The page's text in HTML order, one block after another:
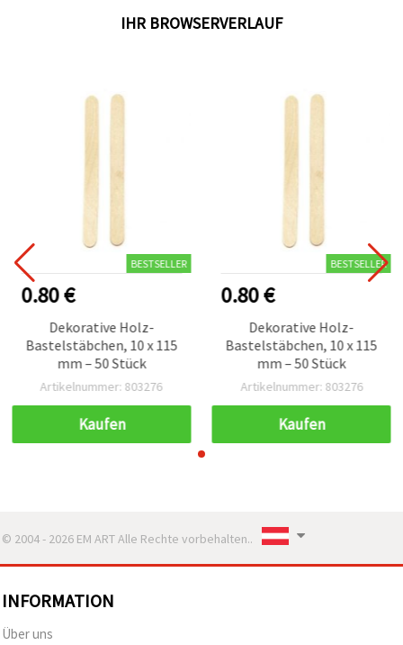
IHR BROWSERVERLAUF
BESTSELLER
0.80 €
Dekorative Holz-
Bastelstäbchen, 10 x 115
mm – 50 Stück
Artikelnummer: 803276
Kaufen
BESTSELLER
0.80 €
Dekorative Holz-
Bastelstäbchen, 10 x 115
mm – 50 Stück
Artikelnummer: 803276
Kaufen
© 2004 - 2026 EM ART Alle Rechte vorbehalten..
INFORMATION
Über uns